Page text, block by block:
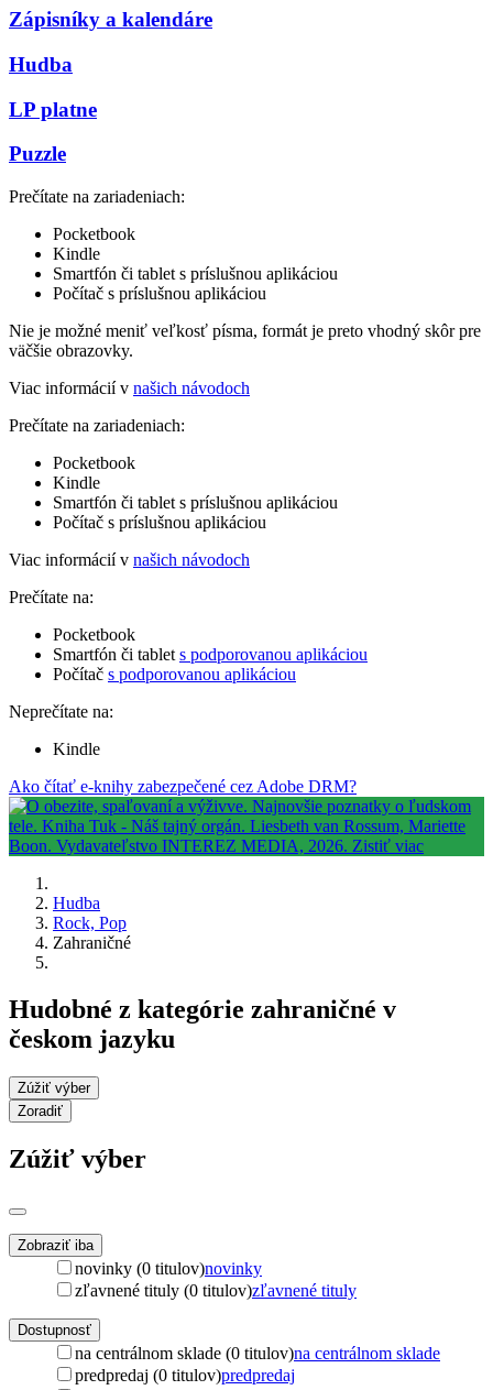
Zápisníky a kalendáre
Hudba
LP platne
Puzzle
Prečítate na zariadeniach:
Pocketbook
Kindle
Smartfón či tablet s príslušnou aplikáciou
Počítač s príslušnou aplikáciou
Nie je možné meniť veľkosť písma, formát je preto vhodný skôr pre
väčšie obrazovky.
Viac informácií v našich návodoch
Prečítate na zariadeniach:
Pocketbook
Kindle
Smartfón či tablet s príslušnou aplikáciou
Počítač s príslušnou aplikáciou
Viac informácií v našich návodoch
Prečítate na:
Pocketbook
Smartfón či tablet s podporovanou aplikáciou
Počítač s podporovanou aplikáciou
Neprečítate na:
Kindle
Ako čítať e-knihy zabezpečené cez Adobe DRM?
Hudba
Rock, Pop
Zahraničné
Hudobné z kategórie zahraničné v
českom jazyku
Zúžiť výber
Zoradiť
Zúžiť výber
Zobraziť iba
novinky (0 titulov)novinky
zľavnené tituly (0 titulov)zľavnené tituly
Dostupnosť
na centrálnom sklade (0 titulov)na centrálnom sklade
predpredaj (0 titulov)predpredaj